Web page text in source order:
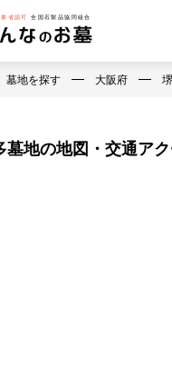
墓地を探す 大阪府
墓地の地図・交通ア